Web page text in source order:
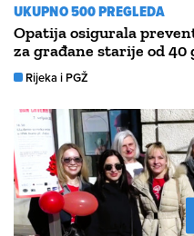
UKUPNO 500 PREGLEDA
Opatija osigurala
za građane starije od 40
Rijeka i PGŽ